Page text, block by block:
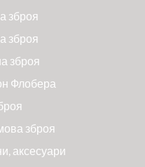
зброя
зброя
зброя
Флобера
зброя
аксесуари